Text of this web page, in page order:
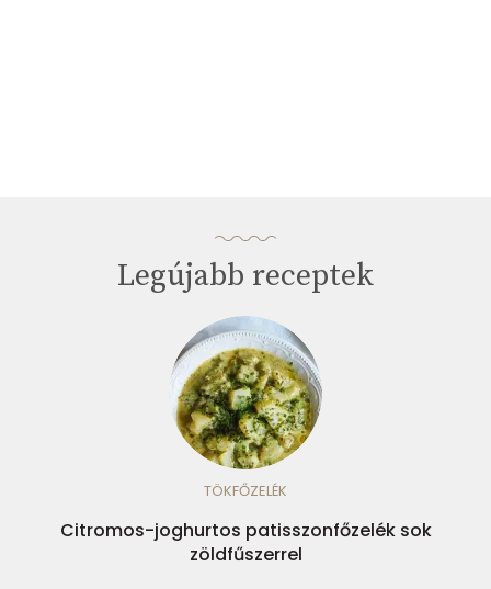
Legújabb receptek
TÖKFŐZELÉK
Citromos-joghurtos patisszonfőzelék sok
zöldfűszerrel